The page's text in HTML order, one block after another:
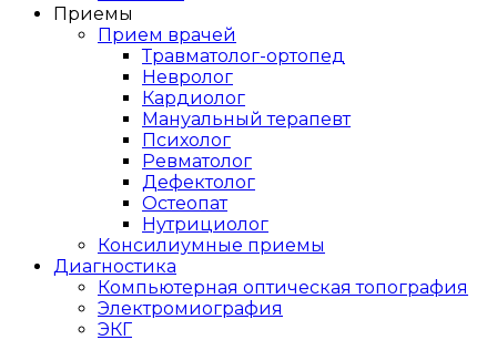
Приемы
Прием врачей
Травматолог-ортопед
Невролог
Кардиолог
Мануальный терапевт
Психолог
Ревматолог
Дефектолог
Остеопат
Нутрициолог
Консилиумные приемы
Диагностика
Компьютерная оптическая топография
Электромиография
ЭКГ